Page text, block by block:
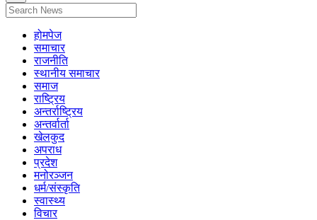
होमपेज
समाचार
राजनीति
स्थानीय समाचार
समाज
राष्ट्रिय
अन्तर्राष्ट्रिय
अन्तर्वार्ता
खेलकुद
अपराध
प्रदेश
मनोरञ्जन
धर्म/संस्कृति
स्वास्थ्य
विचार